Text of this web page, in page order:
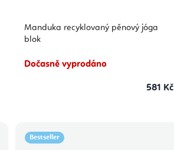
Manduka recyklovaný pěnový jóga
blok
Dočasně vyprodáno
581 Kč
Bestseller